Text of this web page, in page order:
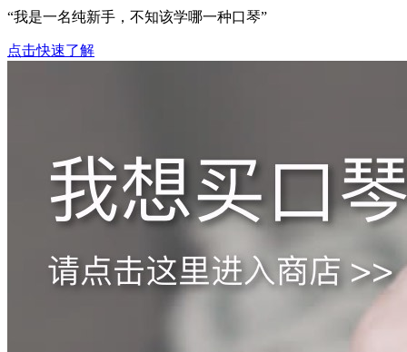
“我是一名纯新手，不知该学哪一种口琴”
点击快速了解